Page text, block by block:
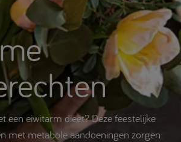
een eiwitarm dieet? Deze feestelijke
met metabole aandoeningen zorgen